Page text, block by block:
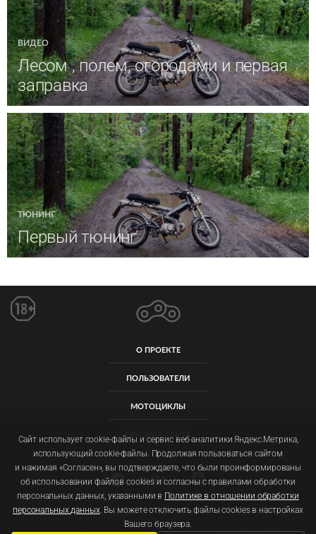
ВИДЕО
Лесом , полем, огородами и первая
заправка
ТЮНИНГ
Первый тюнинг
О ПРОЕКТЕ
ПОЛЬЗОВАТЕЛИ
МОТОЦИКЛЫ
ПРАВИЛА САЙТА
Пользовательское соглашениеПолитика обработки персональных данных
Сайт использует cookie-файлы и сервис веб-аналитики Яндекс.Метрика,
использующий cookie-файлы. Продолжая пользоваться сайтом
и нажимая «Согласен», вы подтверждаете, что были проинформированы
об использовании файлов cookies и согласны с правилами обработки
персональных данных, указанными в Политике в отношении обработки
персональных данных. Вы можете отключить файлы cookies в настройках
Вашего браузера.